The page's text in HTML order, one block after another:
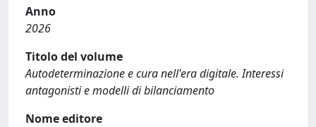
Anno
2026
Titolo del volume
Autodeterminazione e cura nell'era digitale. Interessi
antagonisti e modelli di bilanciamento
Nome editore